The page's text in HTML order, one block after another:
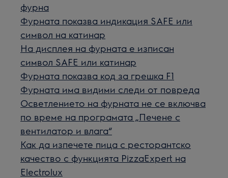
фурна
Фурната показва индикация SAFE или
символ на катинар
На дисплея на фурната е изписан
символ SAFE или катинар
Фурната показва код за грешка F1
Фурната има видими следи от повреда
Осветлението на фурната не се включва
по време на програмата „Печене с
вентилатор и влага“
Как да изпечете пица с ресторантско
качество с функцията PizzaExpert на
Electrolux